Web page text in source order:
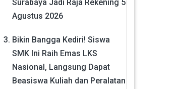
Surabaya Jadi Raja Rekening 5
Agustus 2026
Bikin Bangga Kediri! Siswa
SMK Ini Raih Emas LKS
Nasional, Langsung Dapat
Beasiswa Kuliah dan Peralatan